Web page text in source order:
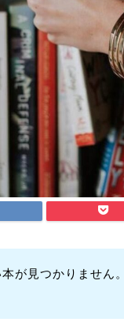
が見つかりません